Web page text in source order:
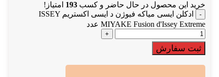
خرید این محصول در حال حاضر و کسب 193 امتیاز!
ادکلن ایسی میاکه فیوژن د ایسی اکستریم ISSEY
MIYAKE Fusion d'Issey Extreme عدد
ثبت سفارش